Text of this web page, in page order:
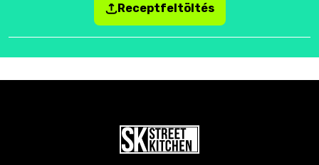
Receptfeltöltés